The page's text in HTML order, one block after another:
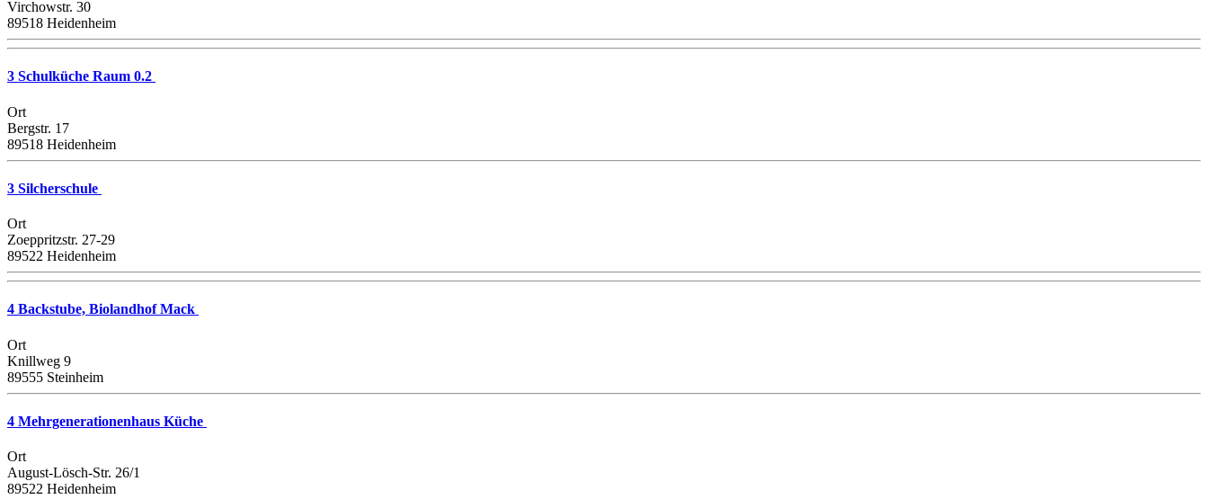
Virchowstr. 30
89518 Heidenheim
3 Schulküche Raum 0.2
Ort
Bergstr. 17
89518 Heidenheim
3 Silcherschule
Ort
Zoeppritzstr. 27-29
89522 Heidenheim
4 Backstube, Biolandhof Mack
Ort
Knillweg 9
89555 Steinheim
4 Mehrgenerationenhaus Küche
Ort
August-Lösch-Str. 26/1
89522 Heidenheim